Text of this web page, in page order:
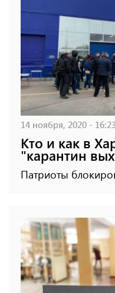
14 ноября, 2020 -
Кто и как в
"карантин
Патриоты